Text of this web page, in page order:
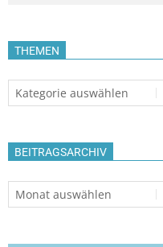
THEMEN
Themen
BEITRAGSARCHIV
Beitragsarchiv